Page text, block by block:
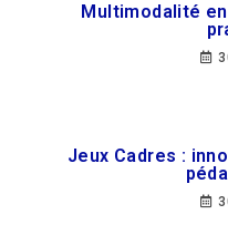
Multimodalité
Jeux Cadres :